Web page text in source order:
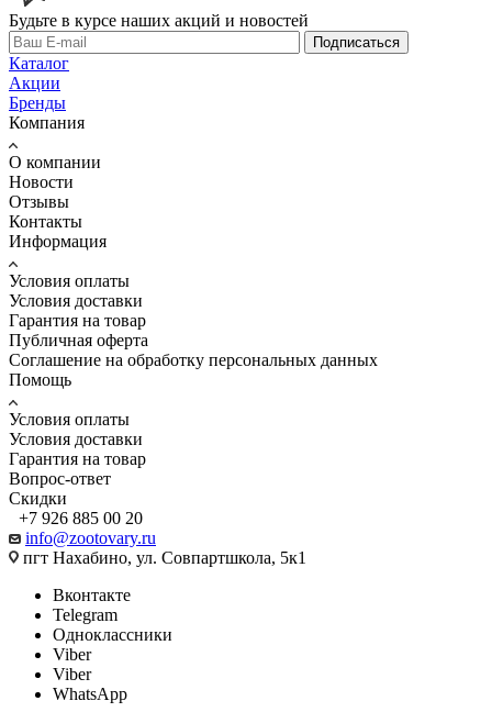
Будьте в курсе наших акций и новостей
Подписаться
Каталог
Акции
Бренды
Компания
О компании
Новости
Отзывы
Контакты
Информация
Условия оплаты
Условия доставки
Гарантия на товар
Публичная оферта
Соглашение на обработку персональных данных
Помощь
Условия оплаты
Условия доставки
Гарантия на товар
Вопрос-ответ
Скидки
+7 926 885 00 20
info@zootovary.ru
пгт Нахабино, ул. Совпартшкола, 5к1
Вконтакте
Telegram
Одноклассники
Viber
Viber
WhatsApp